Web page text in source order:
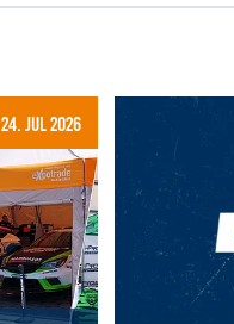
24. Jul 2026